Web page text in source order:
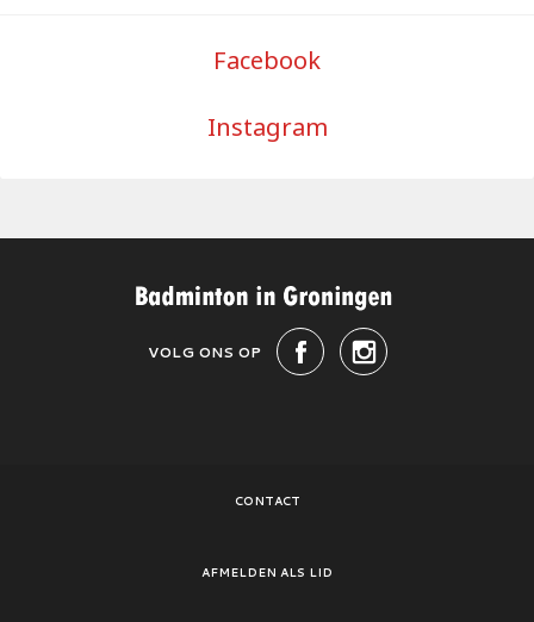
Facebook
Instagram
VOLG ONS OP
CONTACT
AFMELDEN ALS LID